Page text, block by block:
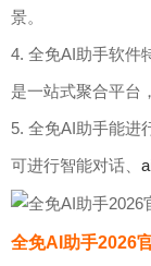
景。
4. 全免AI助手软件
是一站式聚合平台
5. 全免AI助手能进
可进行智能对话、
全免AI助手2026